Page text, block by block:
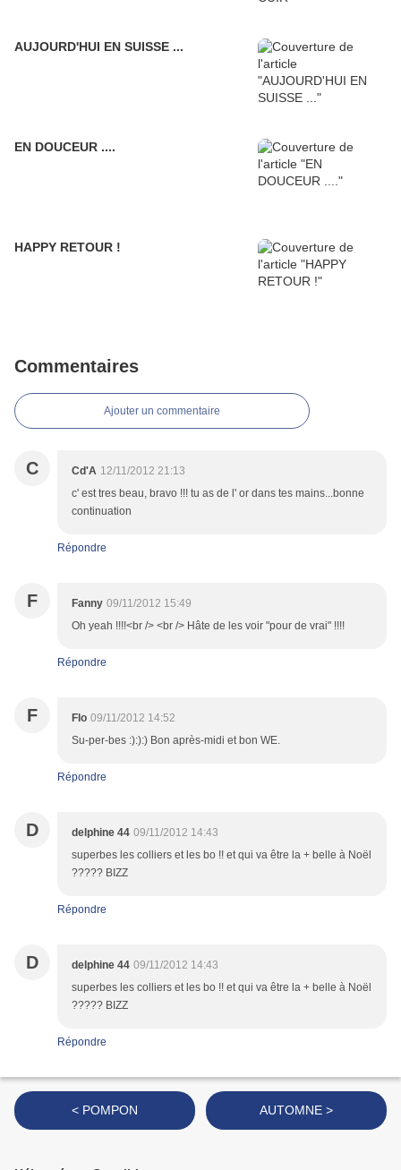
AUJOURD'HUI EN SUISSE ...
EN DOUCEUR ....
HAPPY RETOUR !
Commentaires
Ajouter un commentaire
C Cd'A 12/11/2012 21:13
c' est tres beau, bravo !!! tu as de l' or dans tes mains...bonne
continuation
Répondre
F Fanny 09/11/2012 15:49
Oh yeah !!!!<br /> <br /> Hâte de les voir "pour de vrai" !!!!
Répondre
F Flo 09/11/2012 14:52
Su-per-bes :):):) Bon après-midi et bon WE.
Répondre
D delphine 44 09/11/2012 14:43
superbes les colliers et les bo !! et qui va être la + belle à Noël
????? BIZZ
Répondre
D delphine 44 09/11/2012 14:43
superbes les colliers et les bo !! et qui va être la + belle à Noël
????? BIZZ
Répondre
< POMPON AUTOMNE >